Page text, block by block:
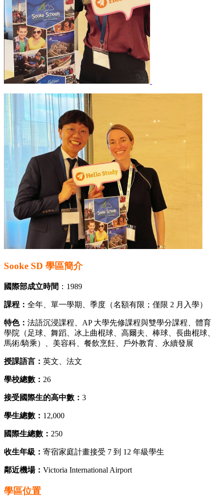
Sooke SD 學區簡介
國際部成立時間 ：1989
課程： 全年、單一學期、季度（名額有限；僅限 2 月入學）
特色： 法語沉浸課程、AP 大學先修課程與雙學分課程、體育
學院（足球、舞蹈、冰上曲棍球、高爾夫、棒球、長曲棍球、
馬術/騎乘）、美容科、餐飲烹飪、戶外教育、永續發展
授課語言： 英文、法文
學校總數： 26
接受國際生的高中數： 3
學生總數： 12,000
國際生總數： 250
收生年級： 寄宿家庭計畫接受 7 到 12 年級學生
鄰近機場： Victoria International Airport
學區位置